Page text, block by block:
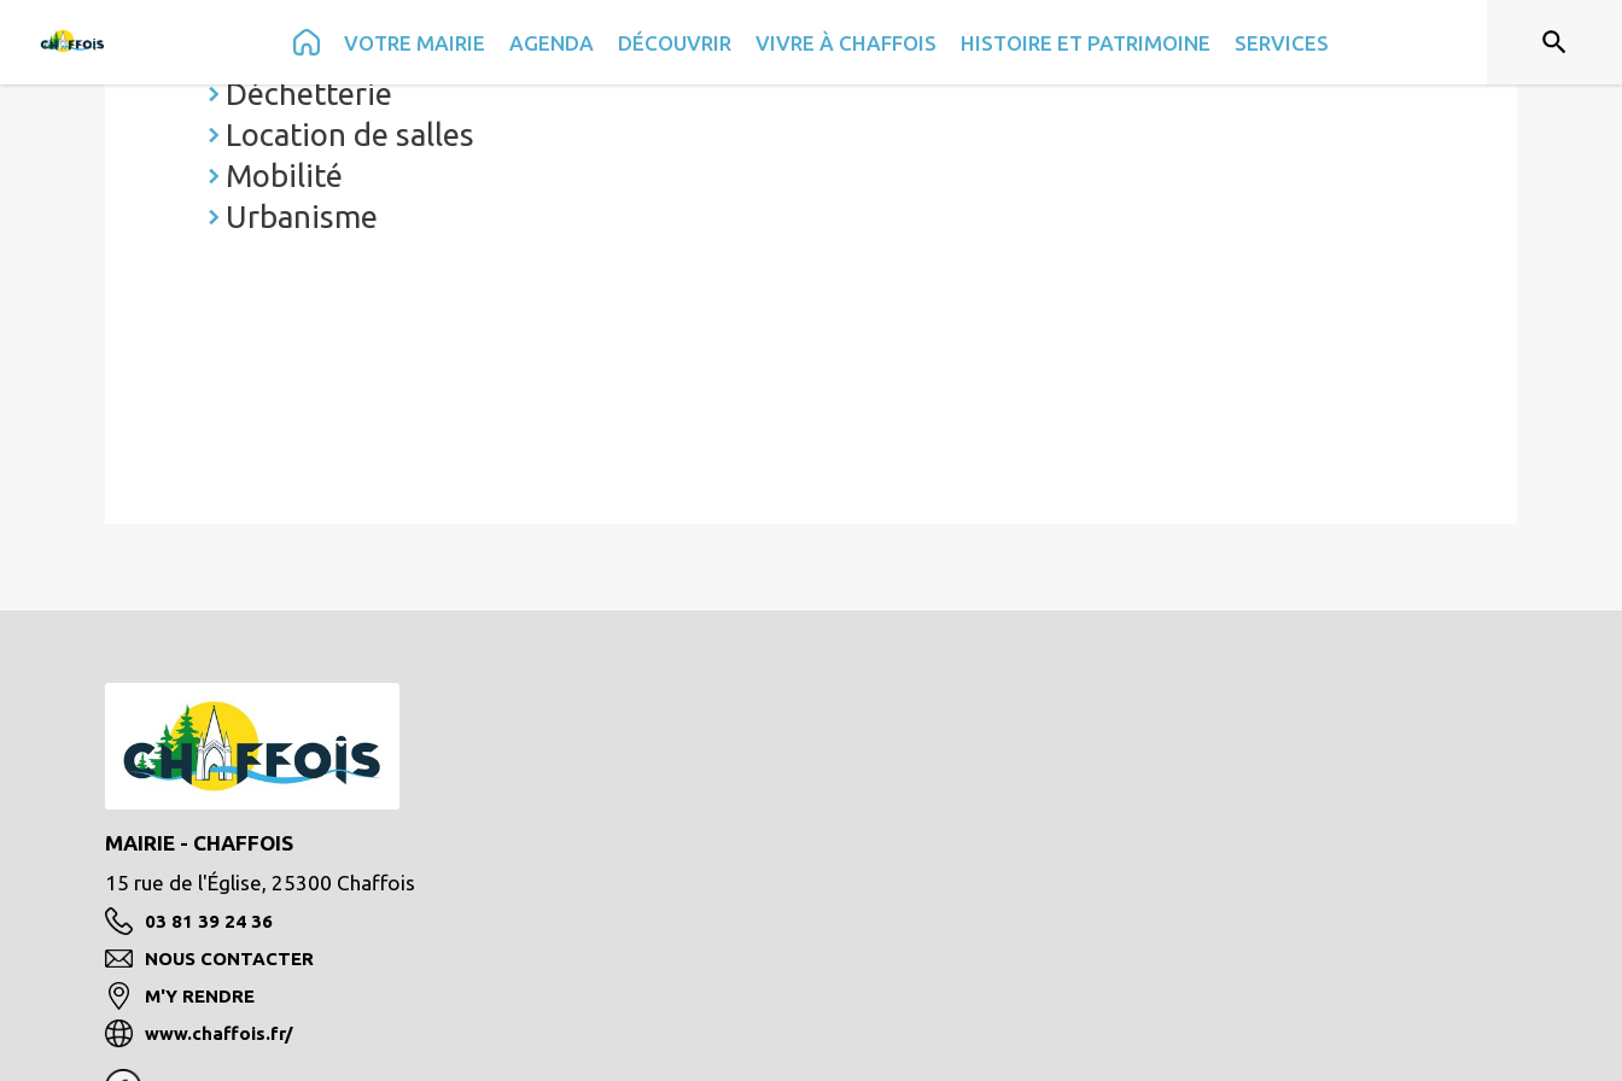
Contenu Recherche Pied de page
VOTRE MAIRIE AGENDA DÉCOUVRIR VIVRE À CHAFFOIS HISTOIRE ET PATRIMOINE SERVICES
Cimetière
Déchetterie
Location de salles
Mobilité
Urbanisme
MAIRIE - CHAFFOIS
15 rue de l'Église, 25300 Chaffois
03 81 39 24 36
NOUS CONTACTER
M'Y RENDRE
www.chaffois.fr/